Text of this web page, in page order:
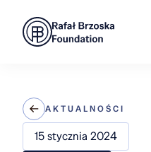
AKTUALNOŚCI
15 stycznia 2024